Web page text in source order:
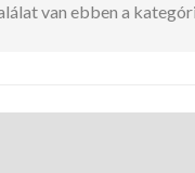
van ebben a